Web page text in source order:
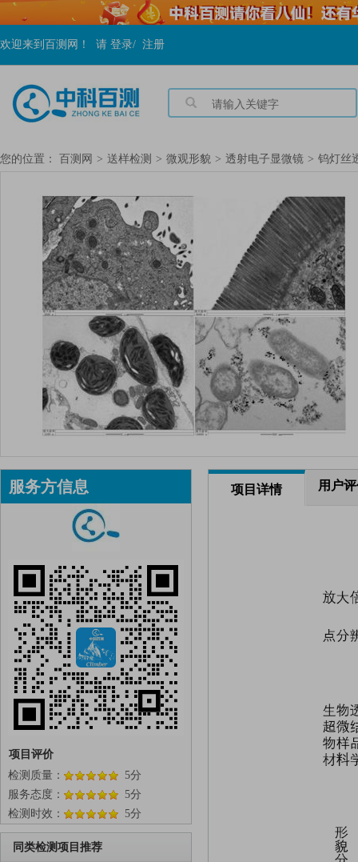
欢迎来到百测网！ 请 登录/ 注册
您的位置： 百测网 > 送样检测 > 微观形貌 > 透射电子显微镜 > 钨灯丝
项目详情 用户
服务方信息
项目评价
检测质量：
5分
服务态度：
5分
检测时效：
5分
同类检测项目推荐